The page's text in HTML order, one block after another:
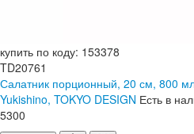
купить по коду: 153378
TD20761
Салатник порционный, 20 см, 800
Yukishino, TOKYO DESIGN Есть в
5300